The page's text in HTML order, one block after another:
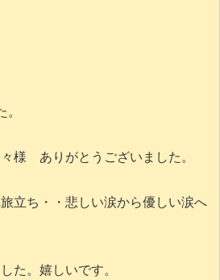
様 ありがとうございました。
立ち・・悲しい涙から優しい涙へ
た。嬉しいです。